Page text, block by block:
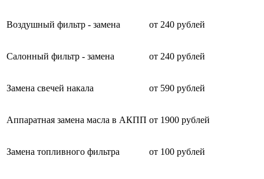
Воздушный фильтр - замена от 240 рублей
Салонный фильтр - замена от 240 рублей
Замена свечей накала от 590 рублей
Аппаратная замена масла в АКПП от 1900 рублей
Замена топливного фильтра от 100 рублей